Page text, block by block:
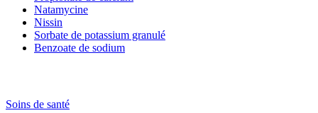
Natamycine
Nissin
Sorbate de potassium granulé
Benzoate de sodium
Soins de santé